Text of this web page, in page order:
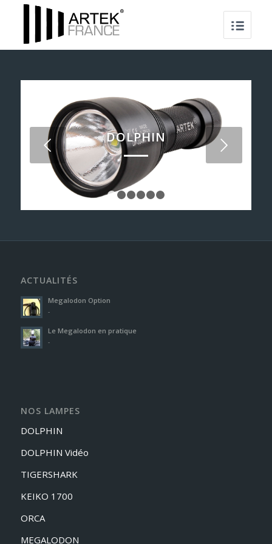
DOLPHIN
Suivant
ACTUALITÉS
Megalodon Option
-
Le Megalodon en pratique
-
NOS LAMPES
DOLPHIN
DOLPHIN Vidéo
TIGERSHARK
KEIKO 1700
ORCA
MEGALODON